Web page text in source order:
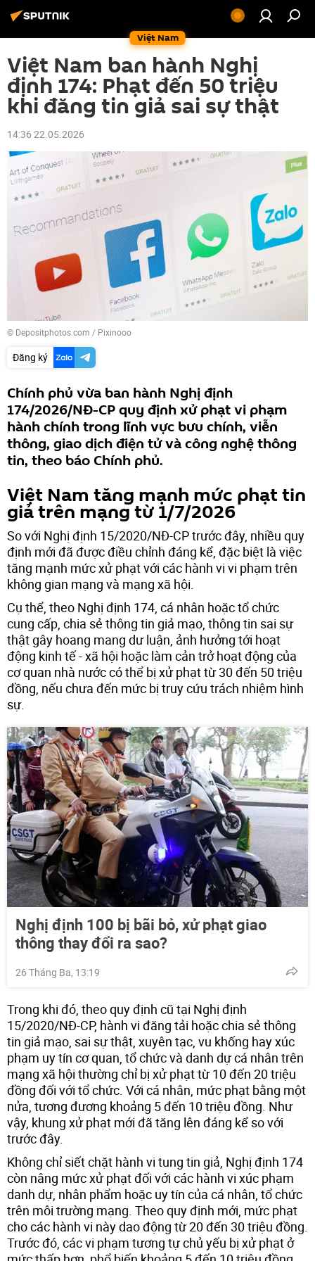
Việt Nam
Việt Nam ban hành Nghị
định 174: Phạt đến 50 triệu
khi đăng tin giả sai sự thật
14:36 22.05.2026
© Depositphotos.com / Pixinooo
Đăng ký
Chính phủ vừa ban hành Nghị định
174/2026/NĐ-CP quy định xử phạt vi phạm
hành chính trong lĩnh vực bưu chính, viễn
thông, giao dịch điện tử và công nghệ thông
tin, theo báo Chính phủ.
Việt Nam tăng mạnh mức phạt tin
giả trên mạng từ 1/7/2026
So với Nghị định 15/2020/NĐ-CP trước đây, nhiều quy
định mới đã được điều chỉnh đáng kể, đặc biệt là việc
tăng mạnh mức xử phạt với các hành vi vi phạm trên
không gian mạng và mạng xã hội.
Cụ thể, theo Nghị định 174, cá nhân hoặc tổ chức
cung cấp, chia sẻ thông tin giả mạo, thông tin sai sự
thật gây hoang mang dư luận, ảnh hưởng tới hoạt
động kinh tế - xã hội hoặc làm cản trở hoạt động của
cơ quan nhà nước có thể bị xử phạt từ 30 đến 50 triệu
đồng, nếu chưa đến mức bị truy cứu trách nhiệm hình
sự.
Nghị định 100 bị bãi bỏ, xử phạt giao
thông thay đổi ra sao?
26 Tháng Ba, 13:19
Trong khi đó, theo quy định cũ tại Nghị định
15/2020/NĐ-CP, hành vi đăng tải hoặc chia sẻ thông
tin giả mạo, sai sự thật, xuyên tạc, vu khống hay xúc
phạm uy tín cơ quan, tổ chức và danh dự cá nhân trên
mạng xã hội thường chỉ bị xử phạt từ 10 đến 20 triệu
đồng đối với tổ chức. Với cá nhân, mức phạt bằng một
nửa, tương đương khoảng 5 đến 10 triệu đồng. Như
vậy, khung xử phạt mới đã tăng lên đáng kể so với
trước đây.
Không chỉ siết chặt hành vi tung tin giả, Nghị định 174
còn nâng mức xử phạt đối với các hành vi xúc phạm
danh dự, nhân phẩm hoặc uy tín của cá nhân, tổ chức
trên môi trường mạng. Theo quy định mới, mức phạt
cho các hành vi này dao động từ 20 đến 30 triệu đồng.
Trước đó, các vi phạm tương tự chủ yếu bị xử phạt ở